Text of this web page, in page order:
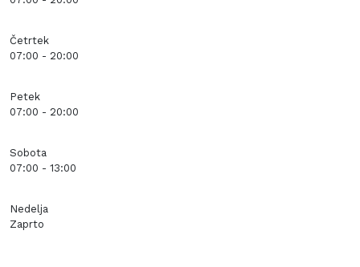
Četrtek
07:00 - 20:00
Petek
07:00 - 20:00
Sobota
07:00 - 13:00
Nedelja
Zaprto